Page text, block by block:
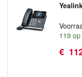
119
€